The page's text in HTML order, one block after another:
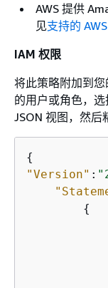
AWS 提供
见支持的
IAM 权限
将此策略附加到
的用户或角色，选
JSON 视图，然后
{
"Version" :
{